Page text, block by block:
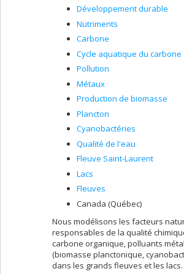
Jeanne Crapart, étudiante à
(codirection; directrice:
anthropologie, UdeM)
Cédrick Martin, étudiant à la
directrice: Katrine Turgeon,
Louis-Philippe Bedford,
(codirection; directeur: Maikel
Karolane Bourdon (Ph.D.),
Anthony Fontaine (Ph.D.),
Holly Marginson (M.Sc.),
Mariane St-Aubin (M.Sc.),
communication (temps partiel)
Caroline Peyrot (M.Sc.),
(temps partiel)
Dominic Bélanger (B.Sc.),
Maria Chrifi Alaoui (B.Sc.),
Etienne Duquette, étudiant
Jean Marcotte, étudiant d'été
LaChaire de recherche du Canada en
Développement durable
Nutriments
Carbone
Cycle aquatique du carbone
Pollution
Métaux
Production de biomasse
Plancton
Cyanobactéries
Qualité de l'eau
Fleuve Saint-Laurent
Lacs
Fleuves
Canada (Québec)
Nous modélisons les facteurs
responsables de la qualité
carbone organique, polluants
(biomasse planctonique,
dans les grands fleuves et les lacs.